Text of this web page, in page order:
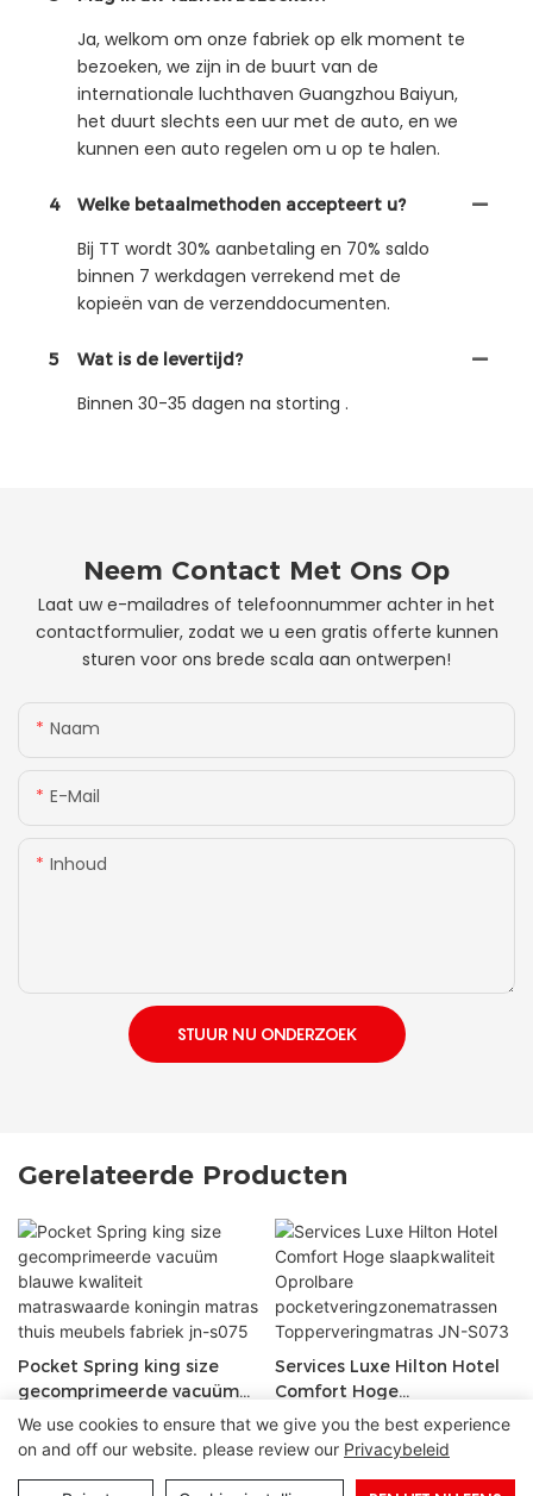
Ja, welkom om onze fabriek op elk moment te
bezoeken, we zijn in de buurt van de
internationale luchthaven Guangzhou Baiyun,
het duurt slechts een uur met de auto, en we
kunnen een auto regelen om u op te halen.
4 Welke betaalmethoden accepteert u?
Bij TT wordt 30% aanbetaling en 70% saldo
binnen 7 werkdagen verrekend met de
kopieën van de verzenddocumenten.
5 Wat is de levertijd?
Binnen 30-35 dagen na storting .
Neem Contact Met Ons Op
Laat uw e-mailadres of telefoonnummer achter in het
contactformulier, zodat we u een gratis offerte kunnen
sturen voor ons brede scala aan ontwerpen!
Naam
E-Mail
Inhoud
STUUR NU ONDERZOEK
Gerelateerde Producten
Pocket Spring king size
gecomprimeerde vacuüm
blauwe kwaliteit
matraswaarde koningin
matras thuis meubels
fabriek jn-s075
Services Luxe Hilton Hotel
Comfort Hoge
slaapkwaliteit Oprolbare
pocketveringzonematrasse
n Topperveringmatras JN-
S073
We use cookies to ensure that we give you the best experience
on and off our website. please review our Privacybeleid